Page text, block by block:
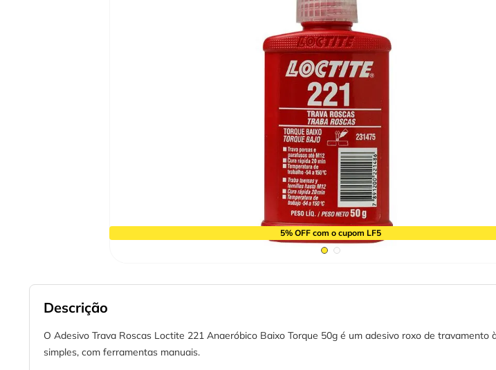
5% OFF com o cupom LF5
Descrição
O Adesivo Trava Roscas Loctite 221 Anaeróbico Baixo Torque 50g é um adesivo roxo de
simples, com ferramentas manuais.